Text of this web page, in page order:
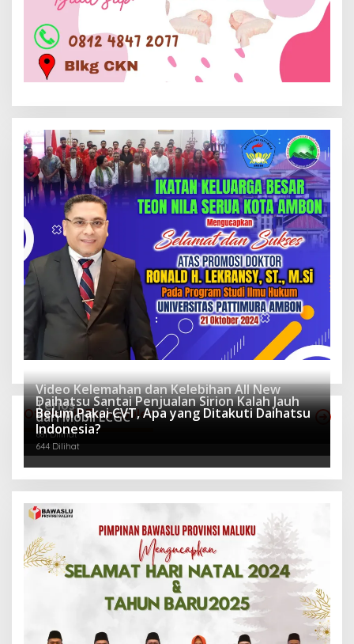
Otomotif Terpopuler
Video Kelemahan dan Kelebihan All New
Terios
943 Dilihat
Daihatsu Santai Penjualan Sirion Kalah Jauh
dari Mobil LCGC
681 Dilihat
Belum Pakai CVT, Apa yang Ditakuti Daihatsu
Indonesia?
644 Dilihat